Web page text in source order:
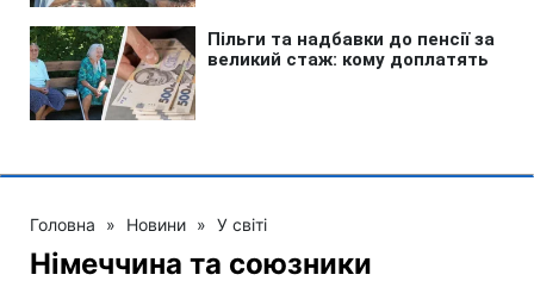
Головна » Новини » У світі
Німеччина та союзники